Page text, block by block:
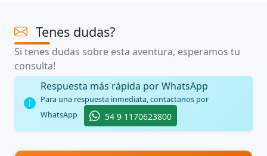
Tenes dudas?
Si tenes dudas sobre esta aventura, esperamos tu
consulta!
Respuesta más rápida por WhatsApp
Para una respuesta inmediata, contactanos por
WhatsApp
54 9 1170623800